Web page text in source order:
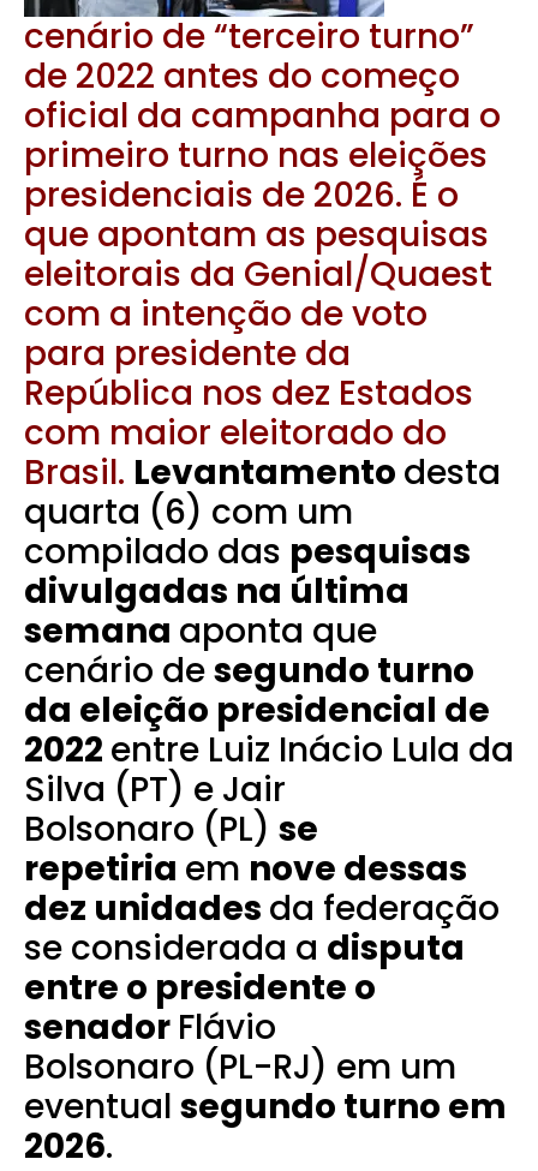
cenário de “terceiro turno”
de 2022 antes do começo
oficial da campanha para o
primeiro turno nas eleições
presidenciais de 2026. É o
que apontam as pesquisas
eleitorais da Genial/Quaest
com a intenção de voto
para presidente da
República nos dez Estados
com maior eleitorado do
Brasil. Levantamento desta
quarta (6) com um
compilado das pesquisas
divulgadas na última
semana aponta que
cenário desegundo turno
da eleição presidencial de
2022 entre Luiz Inácio Lula da
Silva (PT) e Jair
Bolsonaro (PL) se
repetiria em nove dessas
dez unidades da federação
se considerada a disputa
entre o presidente o
senador Flávio
Bolsonaro (PL-RJ) em um
eventual segundo turno em
2026.